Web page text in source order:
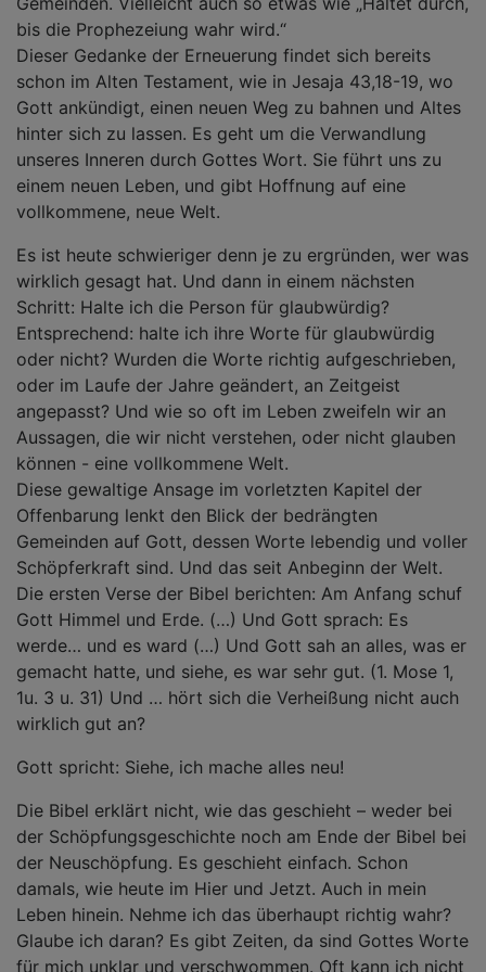
bis die Prophezeiung wahr wird.“
Dieser Gedanke der Erneuerung findet sich bereits
schon im Alten Testament, wie in Jesaja 43,18-19, wo
Gott ankündigt, einen neuen Weg zu bahnen und Altes
hinter sich zu lassen. Es geht um die Verwandlung
unseres Inneren durch Gottes Wort. Sie führt uns zu
einem neuen Leben, und gibt Hoffnung auf eine
vollkommene, neue Welt.
Es ist heute schwieriger denn je zu ergründen, wer was
wirklich gesagt hat. Und dann in einem nächsten
Schritt: Halte ich die Person für glaubwürdig?
Entsprechend: halte ich ihre Worte für glaubwürdig
oder nicht? Wurden die Worte richtig aufgeschrieben,
oder im Laufe der Jahre geändert, an Zeitgeist
angepasst? Und wie so oft im Leben zweifeln wir an
Aussagen, die wir nicht verstehen, oder nicht glauben
können - eine vollkommene Welt.
Diese gewaltige Ansage im vorletzten Kapitel der
Offenbarung lenkt den Blick der bedrängten
Gemeinden auf Gott, dessen Worte lebendig und voller
Schöpferkraft sind. Und das seit Anbeginn der Welt.
Die ersten Verse der Bibel berichten: Am Anfang schuf
Gott Himmel und Erde. (…) Und Gott sprach: Es
werde… und es ward (…) Und Gott sah an alles, was er
gemacht hatte, und siehe, es war sehr gut. (1. Mose 1,
1u. 3 u. 31) Und … hört sich die Verheißung nicht auch
wirklich gut an?
Gott spricht: Siehe, ich mache alles neu!
Die Bibel erklärt nicht, wie das geschieht – weder bei
der Schöpfungsgeschichte noch am Ende der Bibel bei
der Neuschöpfung. Es geschieht einfach. Schon
damals, wie heute im Hier und Jetzt. Auch in mein
Leben hinein. Nehme ich das überhaupt richtig wahr?
Glaube ich daran? Es gibt Zeiten, da sind Gottes Worte
für mich unklar und verschwommen. Oft kann ich nicht